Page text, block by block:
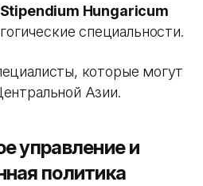
Stipendium Hungaricum
специальности.
которые могут
Азии.
управление и
политика